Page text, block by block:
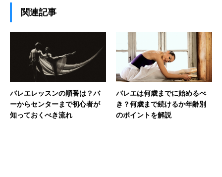
関連記事
バレエレッスンの順番は？バ
ーからセンターまで初心者が
知っておくべき流れ
バレエは何歳までに始めるべ
き？何歳まで続けるか年齢別
のポイントを解説